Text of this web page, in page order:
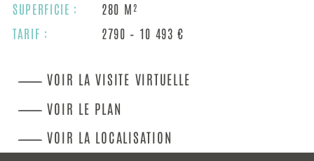
SUPERFICIE :
280 M²
TARIF :
2790 – 10 493 €
VOIR LA VISITE VIRTUELLE
VOIR LE PLAN
VOIR LA LOCALISATION